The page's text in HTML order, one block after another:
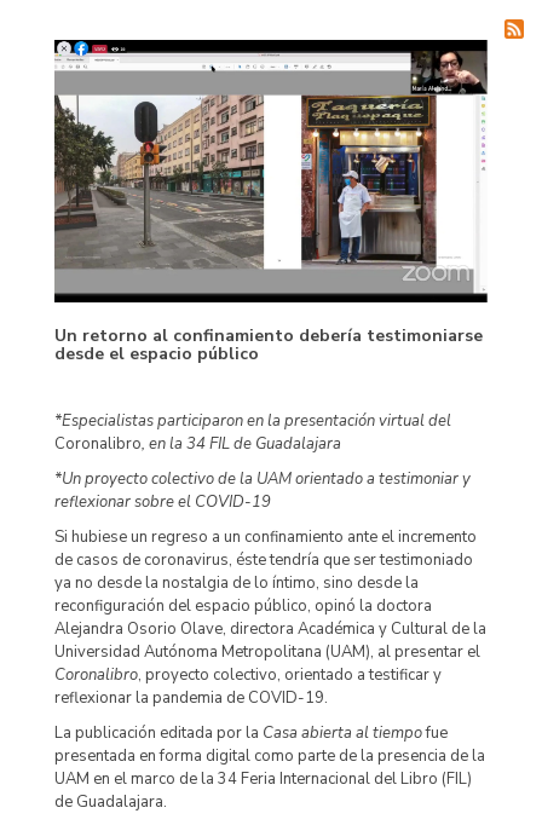
Un retorno al confinamiento debería testimoniarse
desde el espacio público
*Especialistas participaron en la presentación virtual del
Coronalibro, en la 34 FIL de Guadalajara
*Un proyecto colectivo de la UAM orientado a testimoniar y
reflexionar sobre el COVID-19
Si hubiese un regreso a un confinamiento ante el incremento
de casos de coronavirus, éste tendría que ser testimoniado
ya no desde la nostalgia de lo íntimo, sino desde la
reconfiguración del espacio público, opinó la doctora
Alejandra Osorio Olave, directora Académica y Cultural de la
Universidad Autónoma Metropolitana (UAM), al presentar el
Coronalibro, proyecto colectivo, orientado a testificar y
reflexionar la pandemia de COVID-19.
La publicación editada por la Casa abierta al tiempofue
presentada en forma digital como parte de la presencia de la
UAM en el marco de la 34 Feria Internacional del Libro (FIL)
de Guadalajara.